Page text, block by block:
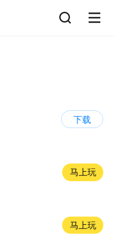
下载
马上玩
马上玩